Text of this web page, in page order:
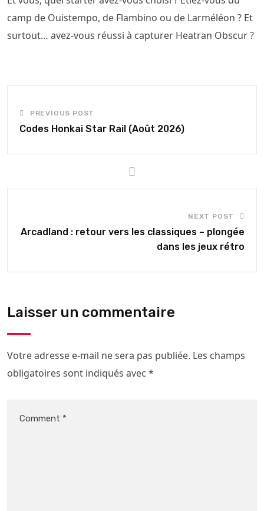
camp de Ouistempo, de Flambino ou de Larméléon ? Et
surtout… avez-vous réussi à capturer Heatran Obscur ?
PREVIOUS POST
Codes Honkai Star Rail (Août 2026)
NEXT POST
Arcadland : retour vers les classiques – plongée
dans les jeux rétro
Laisser un commentaire
Votre adresse e-mail ne sera pas publiée. Les champs
obligatoires sont indiqués avec *